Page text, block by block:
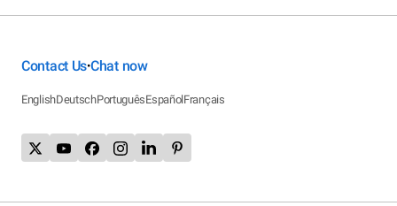
Contact Us•Chat now
EnglishDeutschPortuguêsEspañolFrançais